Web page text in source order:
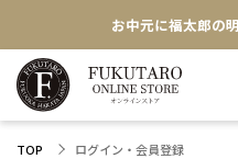
お中元に福太郎の
★めんべい25周
【色々な味を試したい
TOP ログイン・会員登録